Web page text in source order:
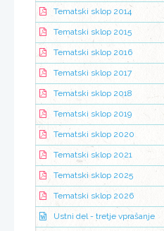
Tematski sklop 2014
Tematski sklop 2015
Tematski sklop 2016
Tematski sklop 2017
Tematski sklop 2018
Tematski sklop 2019
Tematski sklop 2020
Tematski sklop 2021
Tematski sklop 2025
Tematski sklop 2026
Ustni del - tretje vprašanje